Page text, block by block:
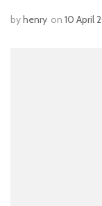
byhenry on 10 April